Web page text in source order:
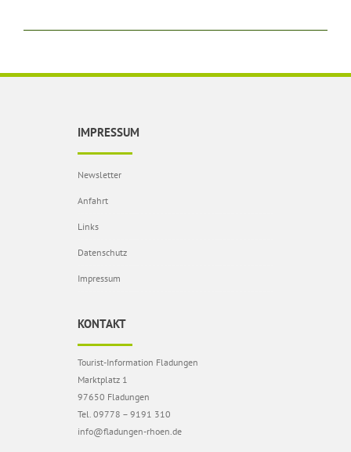
IMPRESSUM
Newsletter
Anfahrt
Links
Datenschutz
Impressum
KONTAKT
Tourist-Information Fladungen
Marktplatz 1
97650 Fladungen
Tel. 09778 – 9191 310
info@fladungen-rhoen.de